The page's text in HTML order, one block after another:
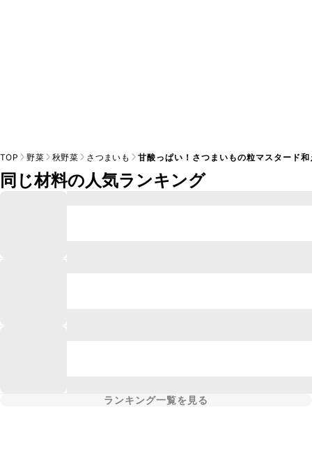
TOP 野菜 秋野菜 さつまいも 甘酸っぱい！さつまいもの粒マスタード和
同じ材料の人気ランキング
ランキング一覧を見る